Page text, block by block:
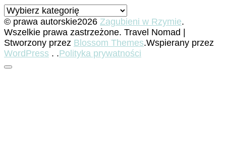
Kategorie
© prawa autorskie2026 Zagubieni w Rzymie.
Wszelkie prawa zastrzeżone. Travel Nomad |
Stworzony przez Blossom Themes.Wspierany przez
WordPress . .Polityka prywatności